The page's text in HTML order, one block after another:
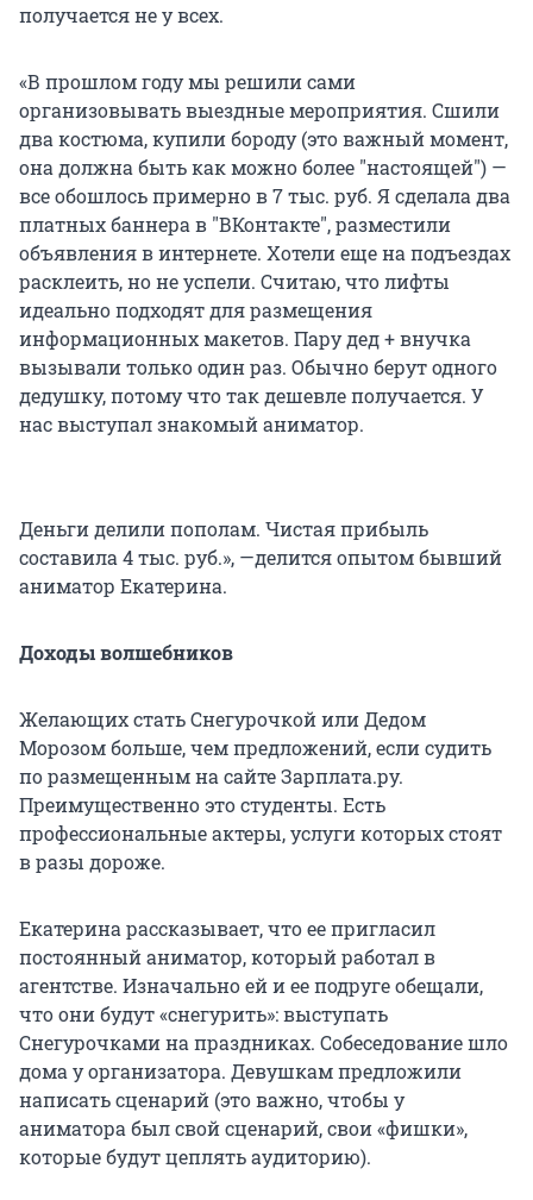
получается не у всех.
«В прошлом году мы решили сами
организовывать выездные мероприятия. Сшили
два костюма, купили бороду (это важный момент,
она должна быть как можно более "настоящей") —
все обошлось примерно в 7 тыс. руб. Я сделала два
платных баннера в "ВКонтакте", разместили
объявления в интернете. Хотели еще на подъездах
расклеить, но не успели. Считаю, что лифты
идеально подходят для размещения
информационных макетов. Пару дед + внучка
вызывали только один раз. Обычно берут одного
дедушку, потому что так дешевле получается. У
нас выступал знакомый аниматор.
Деньги делили пополам. Чистая прибыль
составила 4 тыс. руб.», —делится опытом бывший
аниматор Екатерина.
Доходы волшебников
Желающих стать Снегурочкой или Дедом
Морозом больше, чем предложений, если судить
по размещенным на сайте Зарплата.ру.
Преимущественно это студенты. Есть
профессиональные актеры, услуги которых стоят
в разы дороже.
Екатерина рассказывает, что ее пригласил
постоянный аниматор, который работал в
агентстве. Изначально ей и ее подруге обещали,
что они будут «снегурить»: выступать
Снегурочками на праздниках. Собеседование шло
дома у организатора. Девушкам предложили
написать сценарий (это важно, чтобы у
аниматора был свой сценарий, свои «фишки»,
которые будут цеплять аудиторию).